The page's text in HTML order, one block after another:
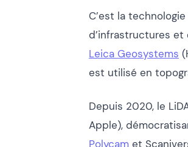
C’est la
d’infrastructures et
Leica Geosystems
est utilisé en
Depuis 2020, le
Apple),
Polycam et